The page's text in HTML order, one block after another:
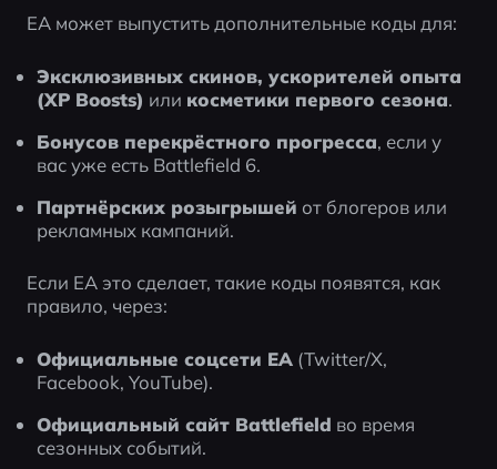
EA может выпустить дополнительные коды для:
Эксклюзивных скинов, ускорителей опыта
(XP Boosts) или косметики первого сезона.
Бонусов перекрёстного прогресса, если у
вас уже есть Battlefield 6.
Партнёрских розыгрышей от блогеров или
рекламных кампаний.
Если EA это сделает, такие коды появятся, как
правило, через:
Официальные соцсети EA (Twitter/X,
Facebook, YouTube).
Официальный сайт Battlefield во время
сезонных событий.